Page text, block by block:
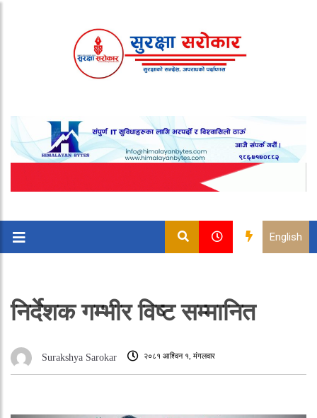
English
निर्देशक गम्भीर विष्ट सम्मानित
Surakshya Sarokar २०८१ आश्विन १, मंगलवार